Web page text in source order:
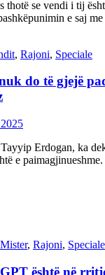
se vendi i tij
e saj
, Rajoni, Speciale
do të gjejë
Erdogan, ka
e
Mister, Rajoni, Speciale
është në